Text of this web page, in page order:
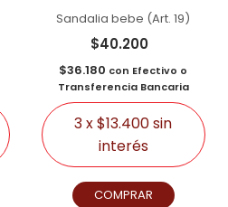
Sandalia bebe (Art. 19)
$40.200
$36.180 con Efectivo o
Transferencia Bancaria
3x$13.400sin
interés
COMPRAR